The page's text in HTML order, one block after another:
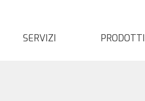
SERVIZI PRODOTTI